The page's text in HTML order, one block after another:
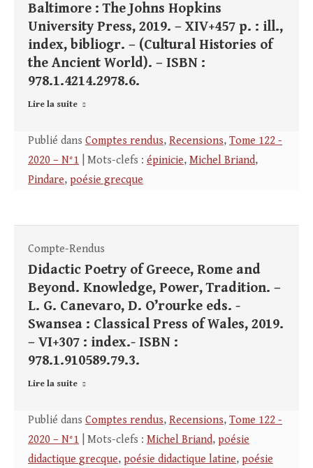
Baltimore : The Johns Hopkins
University Press, 2019. – XIV+457 p. : ill.,
index, bibliogr. – (Cultural Histories of
the Ancient World). – ISBN :
978.1.4214.2978.6.
Lire la suite
Publié dans Comptes rendus, Recensions, Tome 122 -
2020 – N°1 | Mots-clefs : épinicie, Michel Briand,
Pindare, poésie grecque
Compte-Rendus
Didactic Poetry of Greece, Rome and
Beyond. Knowledge, Power, Tradition. –
L. G. Canevaro, D. O’rourke eds. -
Swansea : Classical Press of Wales, 2019.
– VI+307 : index.- ISBN :
978.1.910589.79.3.
Lire la suite
Publié dans Comptes rendus, Recensions, Tome 122 -
2020 – N°1 | Mots-clefs : Michel Briand, poésie
didactique grecque, poésie didactique latine, poésie